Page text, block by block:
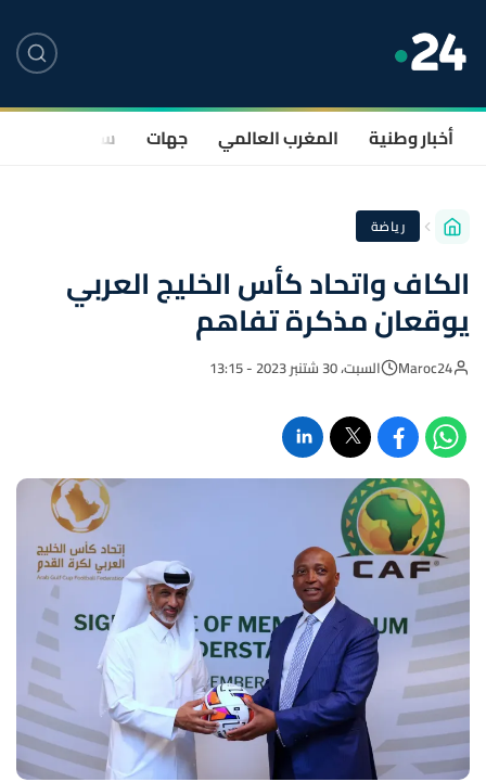
أخبار وطنية المغرب العالمي جهات سياسة
رياضة
الكاف واتحاد كأس الخليج العربي
يوقعان مذكرة تفاهم
Maroc24 السبت، 30 شتنبر 2023 - 13:15